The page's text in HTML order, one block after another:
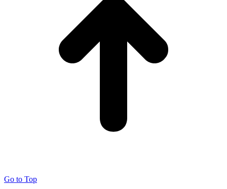
Go to Top